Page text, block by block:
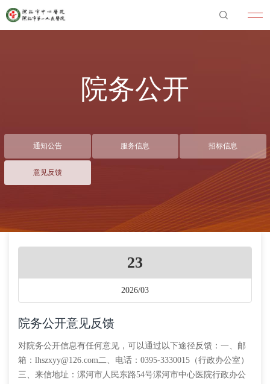
院务公开
通知公告 服务信息 招标信息
意见反馈
23
2026/03
院务公开意见反馈
对院务公开信息有任何意见，可以通过以下途径反馈：一、邮
箱：lhszxyy@126.com二、电话：0395-3330015（行政办公室）
三、来信地址：漯河市人民东路54号漯河市中心医院行政办公